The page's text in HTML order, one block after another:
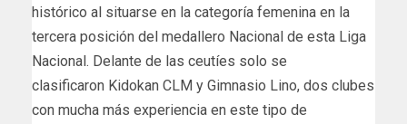
histórico al situarse en la categoría femenina en la
tercera posición del medallero Nacional de esta Liga
Nacional. Delante de las ceutíes solo se
clasificaron Kidokan CLM y Gimnasio Lino, dos clubes
con mucha más experiencia en este tipo de